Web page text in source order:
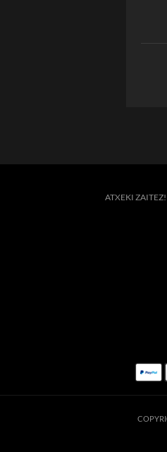
ATXEKI ZAITEZ!